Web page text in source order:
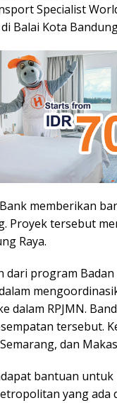
Specialist
Balai Kota
memberikan
Proyek tersebut
Raya.
dari program
dalam RPJMN.
tersebut.
dan
bantuan
yang